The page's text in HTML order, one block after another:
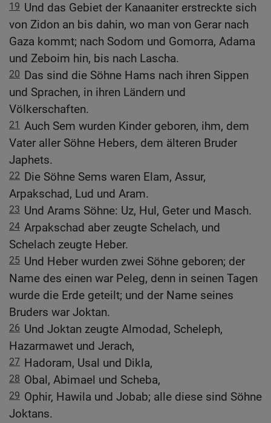
19 Und das Gebiet der Kanaaniter erstreckte sich
von Zidon an bis dahin, wo man von Gerar nach
Gaza kommt; nach Sodom und Gomorra, Adama
und Zeboim hin, bis nach Lascha.
20 Das sind die Söhne Hams nach ihren Sippen
und Sprachen, in ihren Ländern und
Völkerschaften.
21 Auch Sem wurden Kinder geboren, ihm, dem
Vater aller Söhne Hebers, dem älteren Bruder
Japhets.
22 Die Söhne Sems waren Elam, Assur,
Arpakschad, Lud und Aram.
23 Und Arams Söhne: Uz, Hul, Geter und Masch.
24 Arpakschad aber zeugte Schelach, und
Schelach zeugte Heber.
25 Und Heber wurden zwei Söhne geboren; der
Name des einen war Peleg, denn in seinen Tagen
wurde die Erde geteilt; und der Name seines
Bruders war Joktan.
26 Und Joktan zeugte Almodad, Scheleph,
Hazarmawet und Jerach,
27 Hadoram, Usal und Dikla,
28 Obal, Abimael und Scheba,
29 Ophir, Hawila und Jobab; alle diese sind Söhne
Joktans.